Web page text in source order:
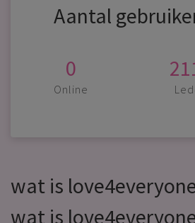
Aantal
0
Online
wat is
wat is